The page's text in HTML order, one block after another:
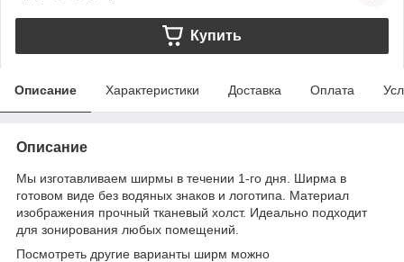
Купить
Описание Характеристики Доставка Оплата
Описание
Мы изготавливаем ширмы в течении 1-го дня. Ширма в
готовом виде без водяных знаков и логотипа. Материал
изображения прочный тканевый холст. Идеально подходит
для зонирования любых помещений.
Посмотреть другие варианты ширм можно